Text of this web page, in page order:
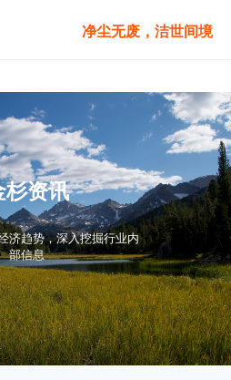
净尘无废，洁世间境
杉资讯
济趋势，深入挖掘行业内
部信息